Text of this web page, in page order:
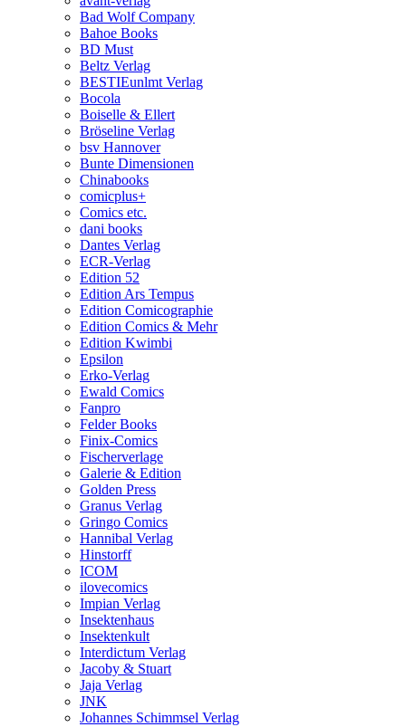
Bad Wolf Company
Bahoe Books
BD Must
Beltz Verlag
BESTIEunlmt Verlag
Bocola
Boiselle & Ellert
Bröseline Verlag
bsv Hannover
Bunte Dimensionen
Chinabooks
comicplus+
Comics etc.
dani books
Dantes Verlag
ECR-Verlag
Edition 52
Edition Ars Tempus
Edition Comicographie
Edition Comics & Mehr
Edition Kwimbi
Epsilon
Erko-Verlag
Ewald Comics
Fanpro
Felder Books
Finix-Comics
Fischerverlage
Galerie & Edition
Golden Press
Granus Verlag
Gringo Comics
Hannibal Verlag
Hinstorff
ICOM
ilovecomics
Impian Verlag
Insektenhaus
Insektenkult
Interdictum Verlag
Jacoby & Stuart
Jaja Verlag
JNK
Johannes Schimmsel Verlag